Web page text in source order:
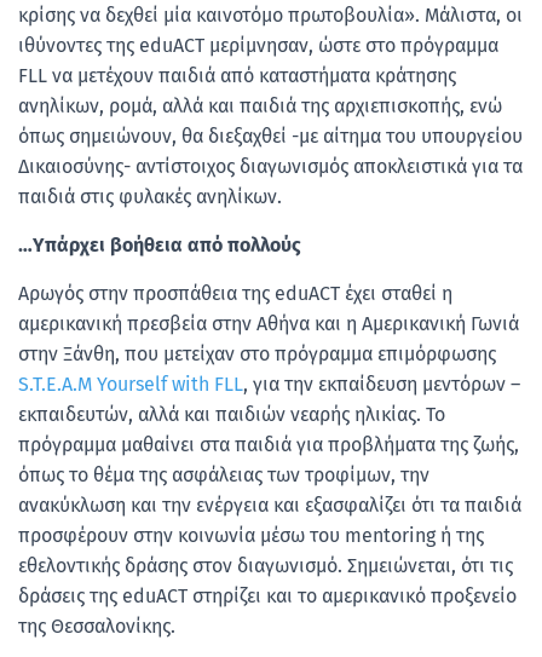
κρίσης να δεχθεί μία καινοτόμο πρωτοβουλία». Μάλιστα, οι
ιθύνοντες της eduACT μερίμνησαν, ώστε στο πρόγραμμα
FLL να μετέχουν παιδιά από καταστήματα κράτησης
ανηλίκων, ρομά, αλλά και παιδιά της αρχιεπισκοπής, ενώ
όπως σημειώνουν, θα διεξαχθεί -με αίτημα του υπουργείου
Δικαιοσύνης- αντίστοιχος διαγωνισμός αποκλειστικά για τα
παιδιά στις φυλακές ανηλίκων.
…Υπάρχει βοήθεια από πολλούς
Αρωγός στην προσπάθεια της eduACT έχει σταθεί η
αμερικανική πρεσβεία στην Αθήνα και η Αμερικανική Γωνιά
στην Ξάνθη, που μετείχαν στο πρόγραμμα επιμόρφωσης
S.T.E.A.M Yourself with FLL, για την εκπαίδευση μεντόρων –
εκπαιδευτών, αλλά και παιδιών νεαρής ηλικίας. Το
πρόγραμμα μαθαίνει στα παιδιά για προβλήματα της ζωής,
όπως το θέμα της ασφάλειας των τροφίμων, την
ανακύκλωση και την ενέργεια και εξασφαλίζει ότι τα παιδιά
προσφέρουν στην κοινωνία μέσω του mentoring ή της
εθελοντικής δράσης στον διαγωνισμό. Σημειώνεται, ότι τις
δράσεις της eduACT στηρίζει και το αμερικανικό προξενείο
της Θεσσαλονίκης.